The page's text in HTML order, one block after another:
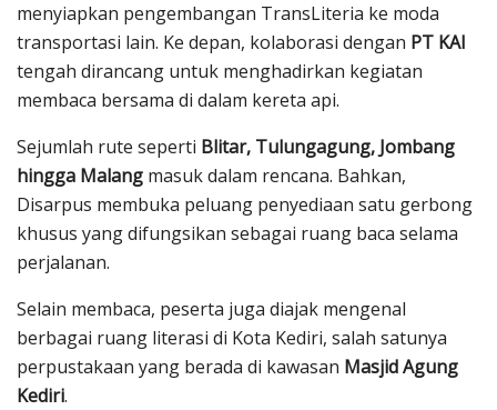
menyiapkan pengembangan TransLiteria ke moda
transportasi lain. Ke depan, kolaborasi dengan PT KAI
tengah dirancang untuk menghadirkan kegiatan
membaca bersama di dalam kereta api.
Sejumlah rute seperti Blitar, Tulungagung, Jombang
hingga Malang masuk dalam rencana. Bahkan,
Disarpus membuka peluang penyediaan satu gerbong
khusus yang difungsikan sebagai ruang baca selama
perjalanan.
Selain membaca, peserta juga diajak mengenal
berbagai ruang literasi di Kota Kediri, salah satunya
perpustakaan yang berada di kawasan Masjid Agung
Kediri.